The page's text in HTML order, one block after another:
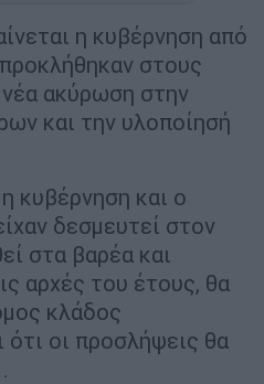
η κυβέρνηση από
στους
ακύρωση στην
και την υλοποίησή
κυβέρνηση και ο
δεσμευτεί στον
στα βαρέα και
αρχές του έτους, θα
κλάδος
οι προσλήψεις θα